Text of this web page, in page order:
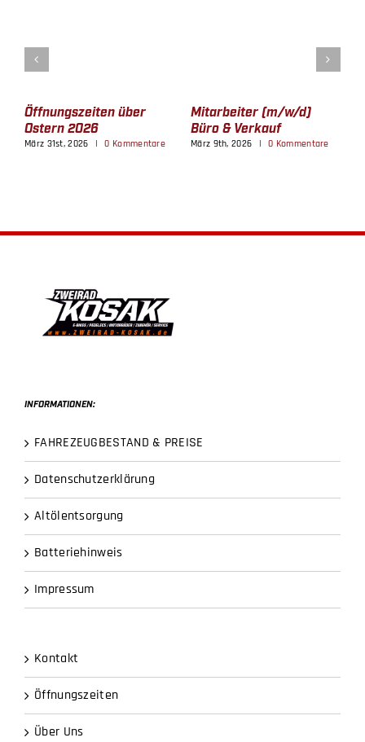
Öffnungszeiten über
Ostern 2026
März 31st, 2026 | 0 Kommentare
Mitarbeiter (m/w/d)
Büro & Verkauf
März 9th, 2026 | 0 Kommentare
INFORMATIONEN:
FAHREZEUGBESTAND & PREISE
Datenschutzerklärung
Altölentsorgung
Batteriehinweis
Impressum
Kontakt
Öffnungszeiten
Über Uns